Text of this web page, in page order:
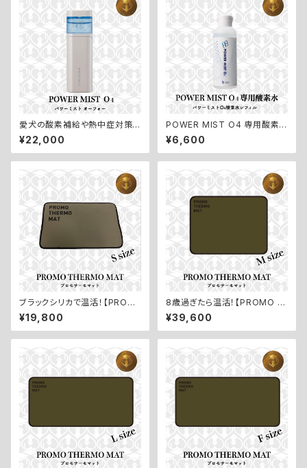
愛犬の酸素補給や熱中症対策
に！手のひらサイズの酸素カプセ
ル【POWER MIST O4／パワ
ーミストO4】
¥22,000
POWER MIST O4 専用酸素
水レフィル【パワーミストO4／高
濃度酸素水レフィル】
¥6,600
ブラックシリカで温活！【PROM
O THERMO MAT／プロモサ
ーモマット：Sサイズ】
¥19,800
8歳過ぎたら温活！【PROMO T
HERMO MAT／プロモサーモ
マット：Mサイズ】
¥39,600